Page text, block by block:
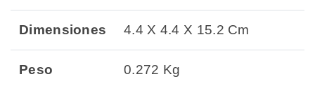
Dimensiones 4.4 X 4.4 X 15.2 Cm
Peso 0.272 Kg